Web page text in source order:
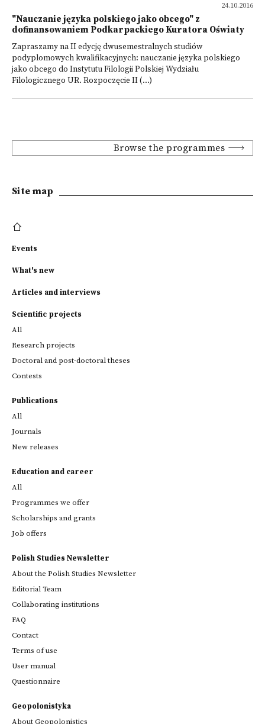
24.10.2016
"Nauczanie języka polskiego jako obcego" z
dofinansowaniem Podkarpackiego Kuratora Oświaty
Zapraszamy na II edycję dwusemestralnych studiów
podyplomowych kwalifikacyjnych: nauczanie języka polskiego
jako obcego do Instytutu Filologii Polskiej Wydziału
Filologicznego UR. Rozpoczęcie II (...)
Browse the programmes
Site map
Events
What's new
Articles and interviews
Scientific projects
All
Research projects
Doctoral and post-doctoral theses
Contests
Publications
All
Journals
New releases
Education and career
All
Programmes we offer
Scholarships and grants
Job offers
Polish Studies Newsletter
About the Polish Studies Newsletter
Editorial Team
Collaborating institutions
FAQ
Contact
Terms of use
User manual
Questionnaire
Geopolonistyka
About Geopolonistics